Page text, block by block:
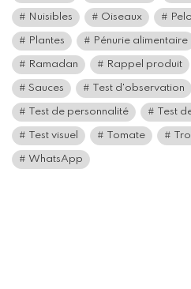
Nuisibles Oiseaux
Plantes Pénurie alimentaire
Ramadan Rappel produit
Sauces Test d'observation
Test de personnalité Test
Test visuel Tomate
WhatsApp